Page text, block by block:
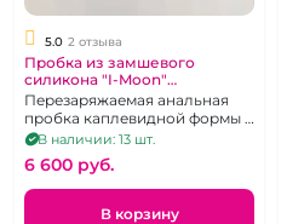
5.0 2 отзыва
Пробка из замшевого
силикона "I-Moon"
перезаряжаемая бело-
розовое амбре на д/у
Перезаряжаемая анальная
пробка каплевидной формы с
дистанционным
управлением.
В наличии: 13 шт.
6 600 pуб.
В корзину